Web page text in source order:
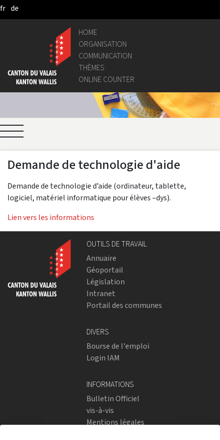
Saltar al contenido principal
fr de
HOME
ORGANISATION
COMMUNICATION
THÈMES
ONLINE COUNTER
Demande de technologie d'aide
Demande de technologie d’aide (ordinateur, tablette,
logiciel, matériel informatique pour élèves –dys).
Lien vers les informations
OUTILS DE TRAVAIL
Annuaire
Géoportail
Législation
Intranet
Portail des communes
DIVERS
Bourse de l'emploi
Login IAM
INFORMATIONS
Bulletin Officiel
vis-à-vis
Mentions légales